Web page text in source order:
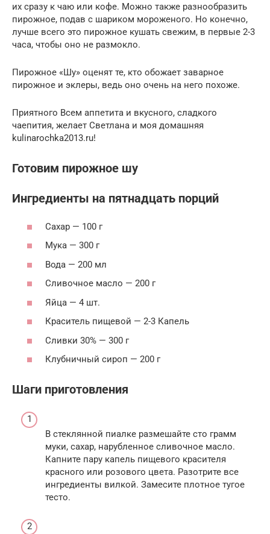
их сразу к чаю или кофе. Можно также разнообразить
пирожное, подав с шариком мороженого. Но конечно,
лучше всего это пирожное кушать свежим, в первые 2-3
часа, чтобы оно не размокло.
Пирожное «Шу» оценят те, кто обожает заварное
пирожное и эклеры, ведь оно очень на него похоже.
Приятного Всем аппетита и вкусного, сладкого
чаепития, желает Светлана и моя домашняя
kulinarochka2013.ru!
Готовим пирожное шу
Ингредиенты на пятнадцать порций
Сахар — 100 г
Мука — 300 г
Вода — 200 мл
Сливочное масло — 200 г
Яйца — 4 шт.
Краситель пищевой — 2-3 Капель
Сливки 30% — 300 г
Клубничный сироп — 200 г
Шаги приготовления
В стеклянной пиалке размешайте сто грамм
муки, сахар, нарубленное сливочное масло.
Капните пару капель пищевого красителя
красного или розового цвета. Разотрите все
ингредиенты вилкой. Замесите плотное тугое
тесто.